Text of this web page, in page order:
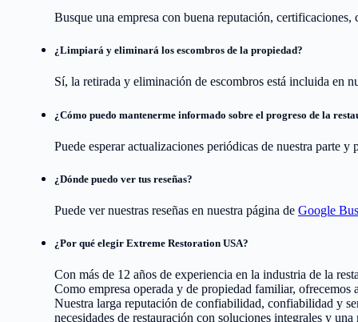
Busque una empresa con buena reputación,
¿Limpiará y eliminará los escombros de la propiedad?
Sí, la retirada y eliminación de escombros está incluida en
¿Cómo puedo mantenerme informado sobre el progreso de la
Puede esperar actualizaciones periódicas de nuestra parte
¿Dónde puedo ver tus reseñas?
Puede ver nuestras reseñas en nuestra página de Google
¿Por qué elegir Extreme Restoration USA?
Con más de 12 años de experiencia en la industria de la
Como empresa operada y de propiedad familiar,
Nuestra larga reputación de confiabilidad, confiabilidad y
necesidades de restauración con soluciones integrales y